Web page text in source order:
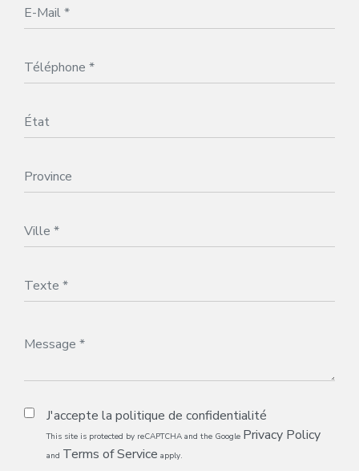
J'accepte la politique de confidentialité
This site is protected by reCAPTCHA and the Google Privacy Policy
and Terms of Service apply.